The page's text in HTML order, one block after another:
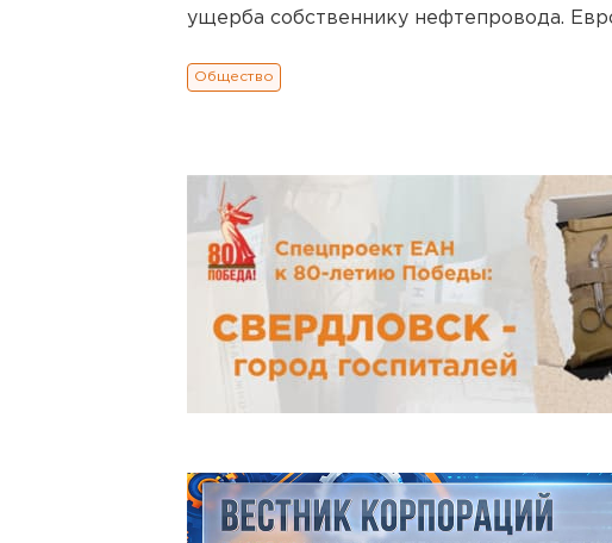
ущерба собственнику нефтепровода.
Общество